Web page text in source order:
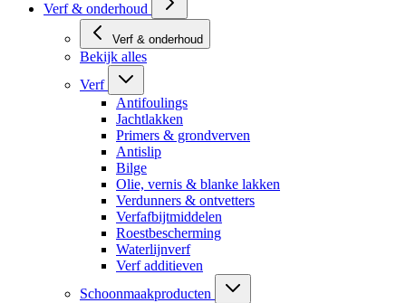
Verf & onderhoud
Verf & onderhoud
Bekijk alles
Verf
Antifoulings
Jachtlakken
Primers & grondverven
Antislip
Bilge
Olie, vernis & blanke lakken
Verdunners & ontvetters
Verfafbijtmiddelen
Roestbescherming
Waterlijnverf
Verf additieven
Schoonmaakproducten